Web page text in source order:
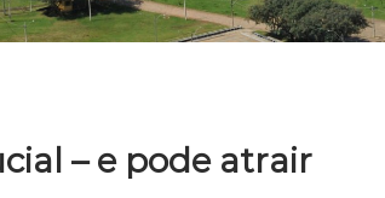
– e pode atrair